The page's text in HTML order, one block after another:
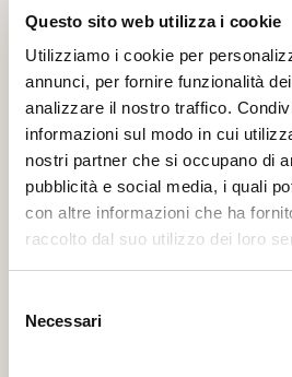
Questo sito web utilizza i cookie
Utilizziamo i cookie per
annunci, per fornire funzionalità
analizzare il nostro traffico.
informazioni sul modo in cui
nostri partner che si occupano di
pubblicità e social media, i quali
con altre informazioni che ha
raccolto dal suo utilizzo dei loro
delNecessari
raccolte del VIVE nel 2020,
ritratto in bronzo dorato
conosciuto del pontefice.
lettura critica conferma
all’ambito di Guglielmo
protagonista della scena
tardo Cinquecento
01 05